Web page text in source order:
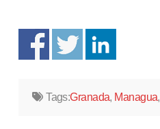
Tags:Granada, Managua,